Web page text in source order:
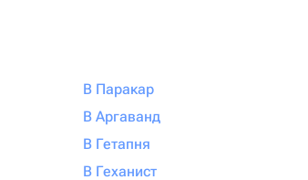
В Паракар
В Аргаванд
В Гетапня
В Геханист